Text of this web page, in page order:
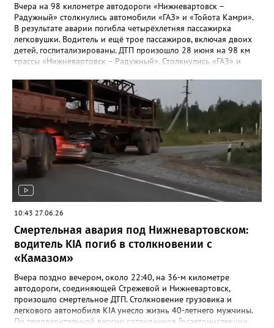
Вчера на 98 километре автодороги «Нижневартовск –
Радужный» столкнулись автомобили «ГАЗ» и «Тойота Камри».
В результате аварии погибла четырёхлетняя пассажирка
легковушки. Водитель и ещё трое пассажиров, включая двоих
детей, госпитализированы. ДТП произошло 28 июня на 98 км
трассы «Нижневартовск – Радужный». Столкнулись «ГАЗ» и
находившаяся в легковом автомобиле, погибла. Водитель и
ещё трое пассажиров, среди которых двое
несовершеннолетних, доставлены в больницу. Возбуждено
уголовное дело по ч. 3 ст. 264 УК РФ (нарушение ПДД,
повлекшее по неосторожности смерть человека). Ход
расследования контролируется прокуратурой.
10:43 27.06.26
Смертельная авария под Нижневартовском:
водитель KIA погиб в столкновении с
«Камазом»
Вчера поздно вечером, около 22:40, на 36-м километре
автодороги, соединяющей Стрежевой и Нижневартовск,
произошло смертельное ДТП. Столкновение грузовика и
легкового автомобиля KIA унесло жизнь 40-летнего мужчины.
По предварительной версии сотрудников Госавтоинспекции,